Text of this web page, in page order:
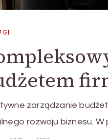
zarządzanie
rozwoju biznesu.